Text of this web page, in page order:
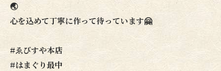
🌏
心を込めて丁寧に作って待っています🤗
#ゑびすや本店
#はまぐり最中